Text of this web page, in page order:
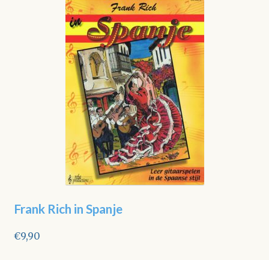
Frank Rich in Spanje
€9,90